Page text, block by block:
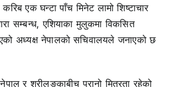
करिब एक घन्टा पाँच मिनेट लामो शिष्टाचार
सम्बन्ध, एशियाका मुलुकमा विकसित
अध्यक्ष नेपालको सचिवालयले जनाएको छ
र श्रीलङ्काबीच पुरानो मित्रता रहेको